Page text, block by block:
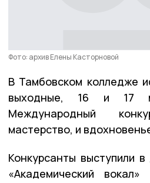
Фото: архив Елены Касторновой
В Тамбовском колледже
выходные, 16 и 17
Международный
мастерство, и
Конкурсанты выступили
«Академический